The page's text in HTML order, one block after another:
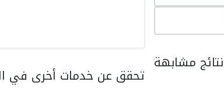
تحقق عن خدمات أخرى في
نتائج مشابهة